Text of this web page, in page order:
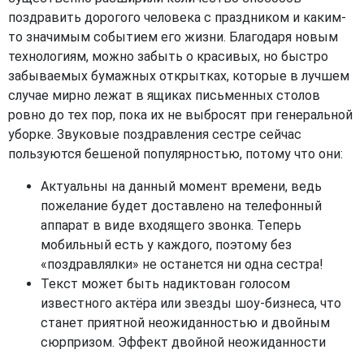
поздравить дорогого человека с праздником и каким-
то значимым событием его жизни. Благодаря новым
технологиям, можно забыть о красивых, но быстро
забываемых бумажных открытках, которые в лучшем
случае мирно лежат в ящиках письменных столов
ровно до тех пор, пока их не выбросят при генеральной
уборке. Звуковые поздравления сестре сейчас
пользуются бешеной популярностью, потому что они:
Актуальны на данный момент времени, ведь
пожелание будет доставлено на телефонный
аппарат в виде входящего звонка. Теперь
мобильный есть у каждого, поэтому без
«поздравлялки» не останется ни одна сестра!
Текст может быть надиктован голосом
известного актёра или звезды шоу-бизнеса, что
станет приятной неожиданностью и двойным
сюрпризом. Эффект двойной неожиданности